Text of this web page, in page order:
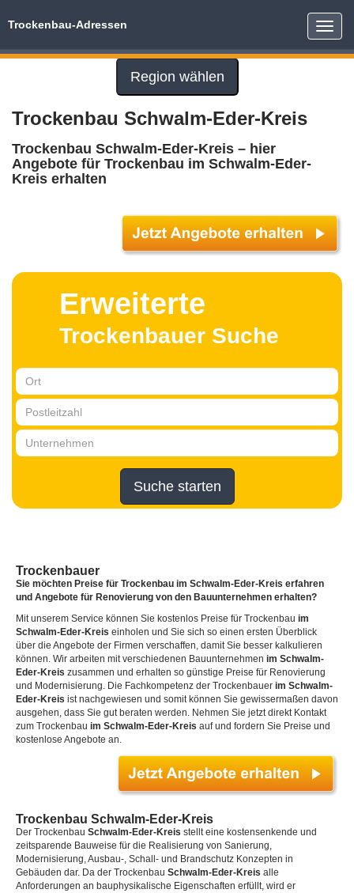
Toggle
Trockenbau-Adressen
Region wählen
Trockenbau Schwalm-Eder-Kreis
Trockenbau Schwalm-Eder-Kreis – hier
Angebote für Trockenbau im Schwalm-Eder-
Kreis erhalten
Erweiterte
Trockenbauer Suche
Suche starten
Trockenbauer
Sie möchten Preise für Trockenbau im Schwalm-Eder-Kreis erfahren
und Angebote für Renovierung von den Bauunternehmen erhalten?
Mit unserem Service können Sie kostenlos Preise für Trockenbau im
Schwalm-Eder-Kreis einholen und Sie sich so einen ersten Überblick
über die Angebote der Firmen verschaffen, damit Sie besser kalkulieren
können. Wir arbeiten mit verschiedenen Bauunternehmen im Schwalm-
Eder-Kreis zusammen und erhalten so günstige Preise für Renovierung
und Modernisierung. Die Fachkompetenz der Trockenbauer im Schwalm-
Eder-Kreis ist nachgewiesen und somit können Sie gewissermaßen davon
ausgehen, dass Sie gut beraten werden. Nehmen Sie jetzt direkt Kontakt
zum Trockenbau im Schwalm-Eder-Kreis auf und fordern Sie Preise und
kostenlose Angebote an.
Trockenbau Schwalm-Eder-Kreis
Der Trockenbau Schwalm-Eder-Kreis stellt eine kostensenkende und
zeitsparende Bauweise für die Realisierung von Sanierung,
Modernisierung, Ausbau-, Schall- und Brandschutz Konzepten in
Gebäuden dar. Da der Trockenbau Schwalm-Eder-Kreis alle
Anforderungen an bauphysikalische Eigenschaften erfüllt, wird er